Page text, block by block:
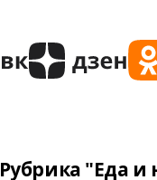
Рубрика "Еда и